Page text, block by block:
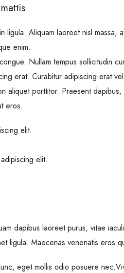
Aliquam laoreet nisl massa,
enim.
Nullam tempus sollicitudin
erat. Curabitur adipiscing erat
aliquet porttitor. Praesent
eros.
elit.
elit.
dapibus laoreet purus, vitae
ligula. Maecenas venenatis eros
eget mollis odio posuere